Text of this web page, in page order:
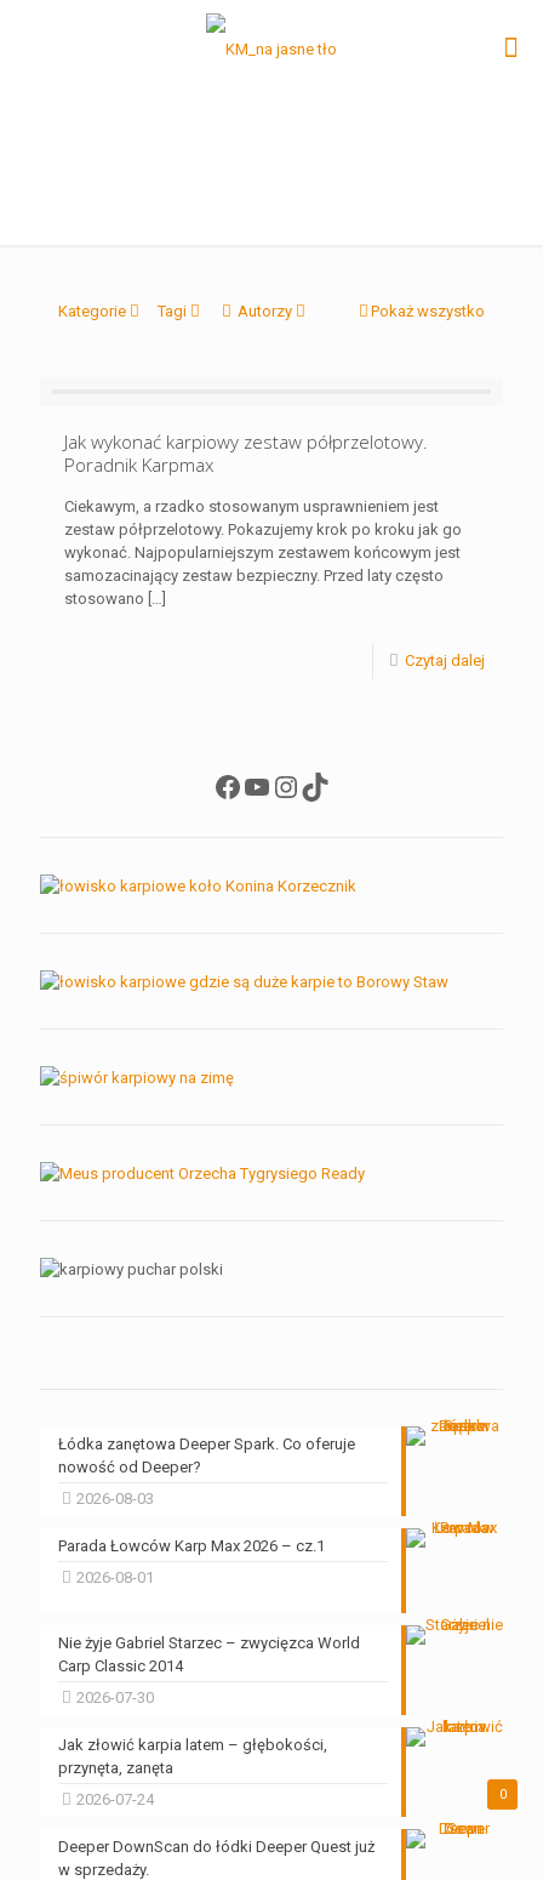
Kategorie Tagi Autorzy Pokaż wszystko
Jak wykonać karpiowy zestaw półprzelotowy.
Poradnik Karpmax
Ciekawym, a rzadko stosowanym usprawnieniem jest
zestaw półprzelotowy. Pokazujemy krok po kroku jak go
wykonać. Najpopularniejszym zestawem końcowym jest
samozacinający zestaw bezpieczny. Przed laty często
stosowano […]
Czytaj dalej
Facebook
YouTube
Instagram
TikTok
Łódka zanętowa Deeper Spark. Co oferuje
nowość od Deeper?
2026-08-03
Parada Łowców Karp Max 2026 – cz.1
2026-08-01
Nie żyje Gabriel Starzec – zwycięzca World
Carp Classic 2014
2026-07-30
0
Jak złowić karpia latem – głębokości,
przynęta, zanęta
2026-07-24
Deeper DownScan do łódki Deeper Quest już
w sprzedaży.